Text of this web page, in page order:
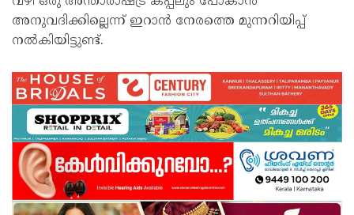
അനുവദിക്കില്ലെന്ന് ഇറാന്‍ നേരത്തെ മുന്നറിയിപ്പ്
നല്‍കിയിട്ടുണ്ട്.